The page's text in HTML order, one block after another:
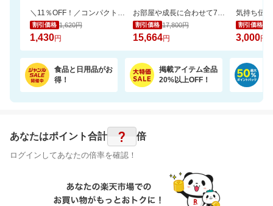
＼11％OFF！／コンパクトな2倍巻き！キッチンペーパー 12ロール
割引価格 1,620円
1,430円
お部屋や成長に合わせて7通りに使える、多機能ベビーサークル
割引価格 17,800円
15,664円
割引価格
3,000円
食品と日用品がお
得！
掲載アイテム全品
20%以上OFF！
あなたはポイント合計 ? 倍
ログインしてあなたの倍率を確認！